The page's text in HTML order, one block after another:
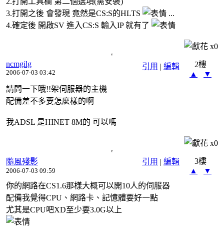
3.打開之後 會發現 竟然是CS:S的HLTS
...
4.確定後 開啟SV 進入CS:S 輸入IP 就有了
x0
引用 | 編輯
ncmgilg
2006-07-03 03:42
2樓
▲
▼
請問一下哦!!架伺服器的主機
配備差不多要怎麼樣的啊
我ADSL 是HINET 8M的 可以嗎
x0
引用 | 編輯
隨風殘影
2006-07-03 09:59
3樓
▲
▼
你的網路在CS1.6那樣大概可以開10人的伺服器
配備我覺得CPU、網路卡、記憶體要好一點
尤其是CPU吧XD至少要3.0G以上